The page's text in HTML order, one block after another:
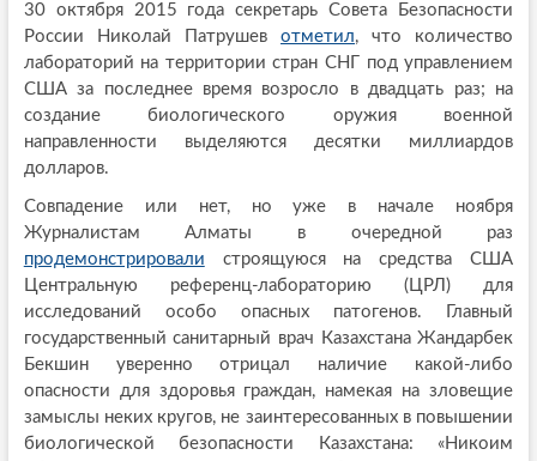
30 октября 2015 года секретарь Совета Безопасности
России Николай Патрушевотметил, что количество
лабораторий на территории стран СНГ под управлением
США за последнее время возросло в двадцать раз; на
создание биологического оружия военной
направленности выделяются десятки миллиардов
долларов.
Совпадение или нет, но уже в начале ноября
Журналистам Алматы в очередной раз
продемонстрировали строящуюся на средства США
Центральную референц-лабораторию (ЦРЛ) для
исследований особо опасных патогенов. Главный
государственный санитарный врач Казахстана Жандарбек
Бекшин уверенно отрицал наличие какой-либо
опасности для здоровья граждан, намекая на зловещие
замыслы неких кругов, не заинтересованных в повышении
биологической безопасности Казахстана: «Никоим